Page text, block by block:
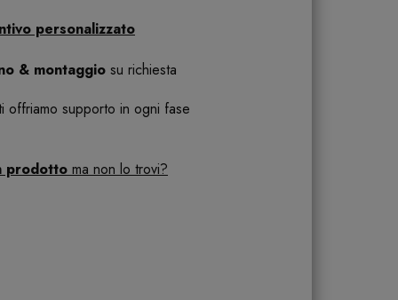
personalizzato
& montaggio su richiesta
offriamo supporto in ogni fase
prodotto ma non lo trovi?